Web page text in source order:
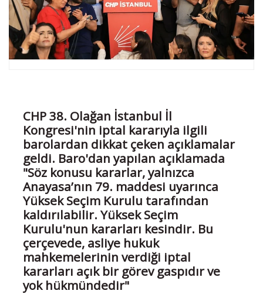
CHP 38. Olağan İstanbul İl
Kongresi'nin iptal kararıyla ilgili
barolardan dikkat çeken açıklamalar
geldi. Baro'dan yapılan açıklamada
"Söz konusu kararlar, yalnızca
Anayasa’nın 79. maddesi uyarınca
Yüksek Seçim Kurulu tarafından
kaldırılabilir. Yüksek Seçim
Kurulu'nun kararları kesindir. Bu
çerçevede, asliye hukuk
mahkemelerinin verdiği iptal
kararları açık bir görev gaspıdır ve
yok hükmündedir"